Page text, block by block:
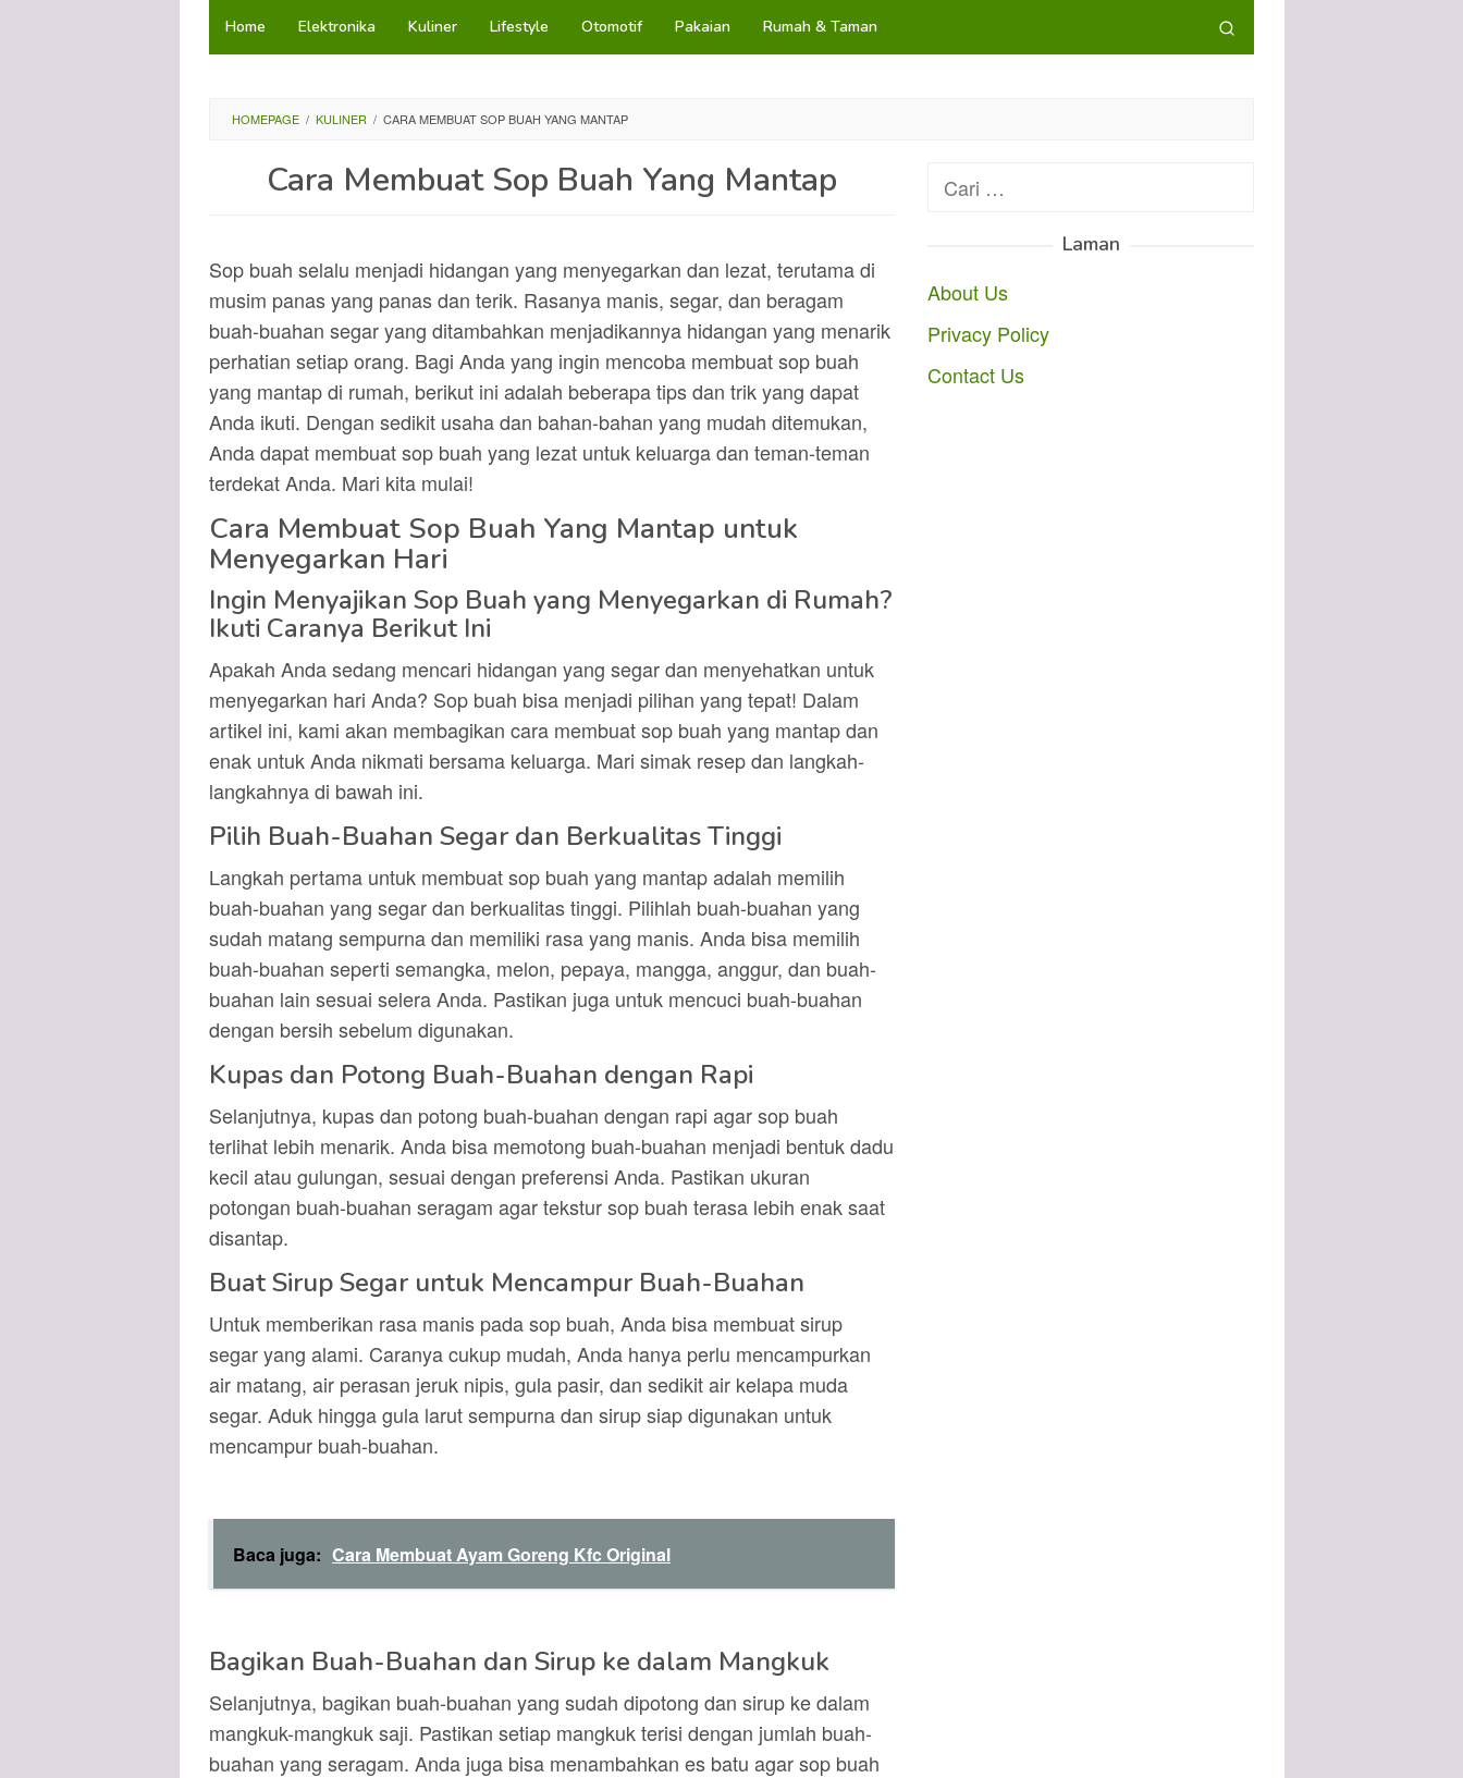
LoncatHome Elektronika Kuliner Lifestyle Otomotif Pakaian Rumah & Taman
HOMEPAGE / KULINER / CARA MEMBUAT SOP BUAH YANG MANTAP
Cara Membuat Sop Buah Yang Mantap
Sop buah selalu menjadi hidangan yang menyegarkan dan lezat, terutama di
musim panas yang panas dan terik. Rasanya manis, segar, dan beragam
buah-buahan segar yang ditambahkan menjadikannya hidangan yang menarik
perhatian setiap orang. Bagi Anda yang ingin mencoba membuat sop buah
yang mantap di rumah, berikut ini adalah beberapa tips dan trik yang dapat
Anda ikuti. Dengan sedikit usaha dan bahan-bahan yang mudah ditemukan,
Anda dapat membuat sop buah yang lezat untuk keluarga dan teman-teman
terdekat Anda. Mari kita mulai!
Cara Membuat Sop Buah Yang Mantap untuk
Menyegarkan Hari
Ingin Menyajikan Sop Buah yang Menyegarkan di Rumah?
Ikuti Caranya Berikut Ini
Apakah Anda sedang mencari hidangan yang segar dan menyehatkan untuk
menyegarkan hari Anda? Sop buah bisa menjadi pilihan yang tepat! Dalam
artikel ini, kami akan membagikan cara membuat sop buah yang mantap dan
enak untuk Anda nikmati bersama keluarga. Mari simak resep dan langkah-
langkahnya di bawah ini.
Pilih Buah-Buahan Segar dan Berkualitas Tinggi
Langkah pertama untuk membuat sop buah yang mantap adalah memilih
buah-buahan yang segar dan berkualitas tinggi. Pilihlah buah-buahan yang
sudah matang sempurna dan memiliki rasa yang manis. Anda bisa memilih
buah-buahan seperti semangka, melon, pepaya, mangga, anggur, dan buah-
buahan lain sesuai selera Anda. Pastikan juga untuk mencuci buah-buahan
dengan bersih sebelum digunakan.
Kupas dan Potong Buah-Buahan dengan Rapi
Selanjutnya, kupas dan potong buah-buahan dengan rapi agar sop buah
terlihat lebih menarik. Anda bisa memotong buah-buahan menjadi bentuk dadu
kecil atau gulungan, sesuai dengan preferensi Anda. Pastikan ukuran
potongan buah-buahan seragam agar tekstur sop buah terasa lebih enak saat
disantap.
Buat Sirup Segar untuk Mencampur Buah-Buahan
Untuk memberikan rasa manis pada sop buah, Anda bisa membuat sirup
segar yang alami. Caranya cukup mudah, Anda hanya perlu mencampurkan
air matang, air perasan jeruk nipis, gula pasir, dan sedikit air kelapa muda
segar. Aduk hingga gula larut sempurna dan sirup siap digunakan untuk
mencampur buah-buahan.
Baca juga: Cara Membuat Ayam Goreng Kfc Original
Bagikan Buah-Buahan dan Sirup ke dalam Mangkuk
Selanjutnya, bagikan buah-buahan yang sudah dipotong dan sirup ke dalam
mangkuk-mangkuk saji. Pastikan setiap mangkuk terisi dengan jumlah buah-
buahan yang seragam. Anda juga bisa menambahkan es batu agar sop buah
Cari
Laman
About Us
Privacy Policy
Contact Us